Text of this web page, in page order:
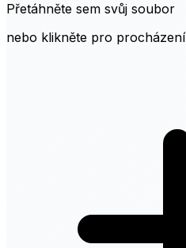
Přetáhněte sem svůj soubor
nebo klikněte pro procházení